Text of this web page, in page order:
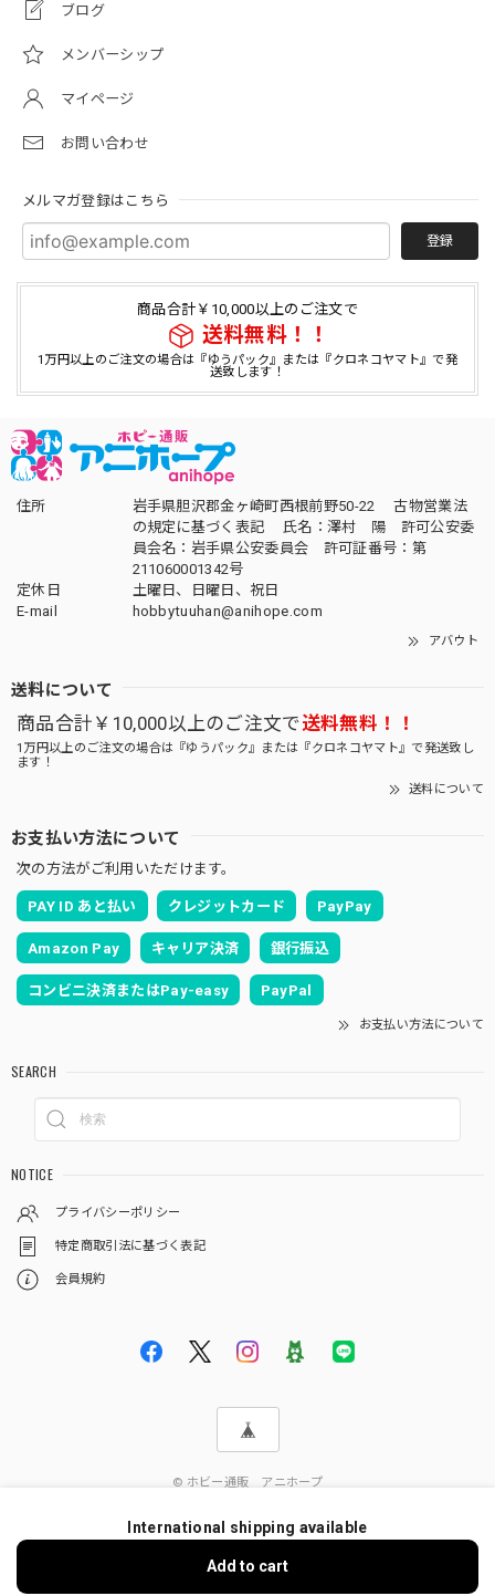
ブログ
メンバーシップ
マイページ
お問い合わせ
メルマガ登録はこちら
登録
商品合計￥10,000以上のご注文で
送料無料！！
1万円以上のご注文の場合は『ゆうパック』または『クロネコヤマト』で発
送致します！
住所
岩手県胆沢郡金ヶ崎町西根前野50-22 古物営業法
の規定に基づく表記 氏名：澤村 陽 許可公安委
員会名：岩手県公安委員会 許可証番号：第
211060001342号
定休日
土曜日、日曜日、祝日
E-mail
hobbytuuhan@anihope.com
アバウト
送料について
商品合計￥10,000以上のご注文で送料無料！！
1万円以上のご注文の場合は『ゆうパック』または『クロネコヤマト』で発送致し
ます！
送料について
お支払い方法について
次の方法がご利用いただけます。
PAY ID あと払い クレジットカード PayPay
Amazon Pay キャリア決済 銀行振込
コンビニ決済またはPay-easy PayPal
お支払い方法について
SEARCH
NOTICE
プライバシーポリシー
特定商取引法に基づく表記
会員規約
© ホビー通販 アニホープ
International shipping available
Add to cart
ショップに質問する